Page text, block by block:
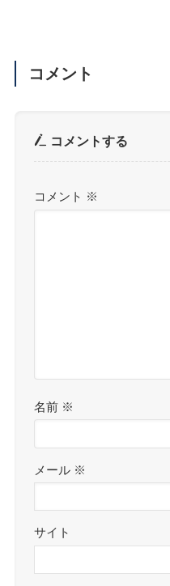
コメント
コメントする
コメント ※
名前 ※
メール ※
サイト